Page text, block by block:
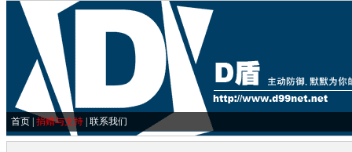
首页 捐赠与支持 联系我们